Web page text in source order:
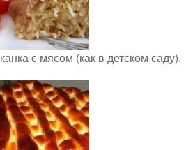
с мясом (как в детском саду).